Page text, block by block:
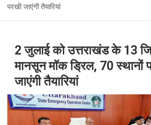
परखी जाएंगी तैयारियां
2 जुलाई को उत्तराखंड के 13
मानसून मॉक ड्रिल, 70 स्थानों
जाएंगी तैयारियां